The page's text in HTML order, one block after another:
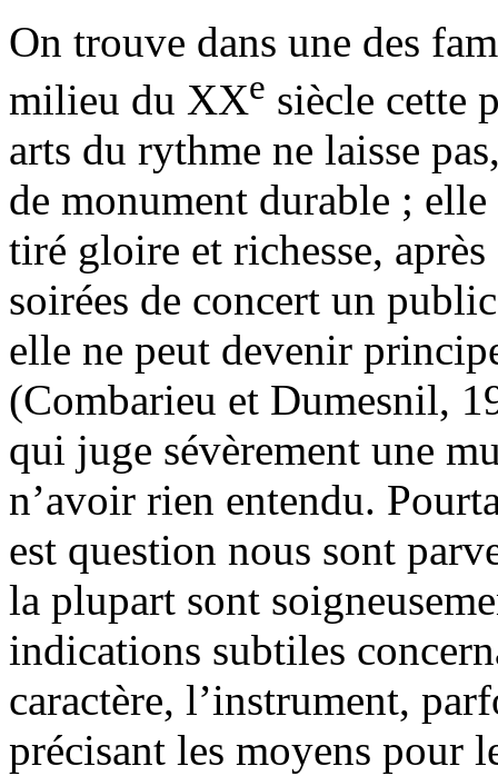
On trouve dans une des
milieu du XXe siècle cette
arts du rythme ne laisse
de monument durable ;
tiré gloire et richesse,
soirées de concert un
elle ne peut devenir
(Combarieu et Dumesnil,
qui juge sévèrement une
n’avoir rien entendu.
est question nous sont
la plupart sont
indications subtiles
caractère, l’instrument,
précisant les moyens pour